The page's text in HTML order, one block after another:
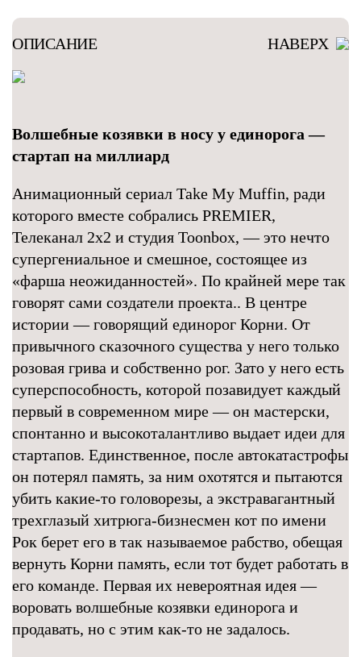
ОПИСАНИЕ НАВЕРХ
Волшебные козявки в носу у единорога —
стартап на миллиард
Анимационный сериал Take My Muffin, ради
которого вместе собрались PREMIER,
Телеканал 2х2 и студия Toonbox, — это нечто
супергениальное и смешное, состоящее из
«фарша неожиданностей». По крайней мере так
говорят сами создатели проекта.. В центре
истории — говорящий единорог Корни. От
привычного сказочного существа у него только
розовая грива и собственно рог. Зато у него есть
суперспособность, которой позавидует каждый
первый в современном мире — он мастерски,
спонтанно и высокоталантливо выдает идеи для
стартапов. Единственное, после автокатастрофы
он потерял память, за ним охотятся и пытаются
убить какие-то головорезы, а экстравагантный
трехглазый хитрюга-бизнесмен кот по имени
Рок берет его в так называемое рабство, обещая
вернуть Корни память, если тот будет работать в
его команде. Первая их невероятная идея —
воровать волшебные козявки единорога и
продавать, но с этим как-то не задалось.